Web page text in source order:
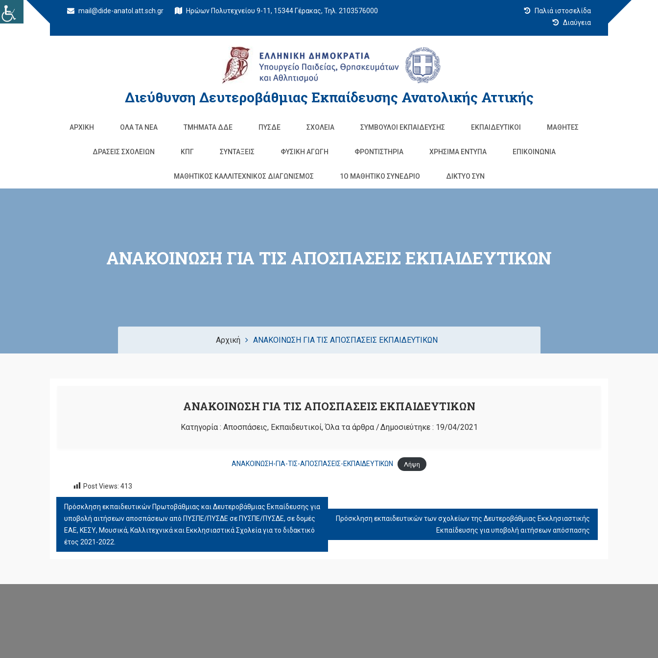
mail@dide-anatol.att.sch.gr Ηρώων Πολυτεχνείου 9-11, 15344 Γέρακας, Τηλ. 2103576000
Παλιά ιστοσελίδα
Διαύγεια
Διεύθυνση Δευτεροβάθμιας Εκπαίδευσης Ανατολικής Αττικής
ΑΡΧΙΚΉ ΌΛΑ ΤΑ ΝΈΑ ΤΜΉΜΑΤΑ ΔΔΕ ΠΥΣΔΕ ΣΧΟΛΕΊΑ ΣΥΜΒΟΥΛΟΙ ΕΚΠΑΙΔΕΥΣΗΣ ΕΚΠΑΙΔΕΥΤΙΚΟΊ ΜΑΘΗΤΈΣ
ΔΡΆΣΕΙΣ ΣΧΟΛΕΊΩΝ ΚΠΓ ΣΥΝΤΑΞΕΙΣ ΦΥΣΙΚΉ ΑΓΩΓΉ ΦΡΟΝΤΙΣΤΉΡΙΑ ΧΡΗΣΙΜΑ ΕΝΤΥΠΑ ΕΠΙΚΟΙΝΩΝΊΑ
ΜΑΘΗΤΙΚΟΣ ΚΑΛΛΙΤΕΧΝΙΚΟΣ ΔΙΑΓΩΝΙΣΜΟΣ 1O ΜΑΘΗΤΙΚΟ ΣΥΝΕΔΡΙΟ ΔΙΚΤΥΟ ΣΥΝ
ΑΝΑΚΟΙΝΩΣΗ ΓΙΑ ΤΙΣ ΑΠΟΣΠΑΣΕΙΣ ΕΚΠΑΙΔΕΥΤΙΚΩΝ
Αρχική ΑΝΑΚΟΙΝΩΣΗ ΓΙΑ ΤΙΣ ΑΠΟΣΠΑΣΕΙΣ ΕΚΠΑΙΔΕΥΤΙΚΩΝ
ΑΝΑΚΟΙΝΩΣΗ ΓΙΑ ΤΙΣ ΑΠΟΣΠΑΣΕΙΣ ΕΚΠΑΙΔΕΥΤΙΚΩΝ
Κατηγορία : Αποσπάσεις, Εκπαιδευτικοί,Όλα τα άρθρα/Δημοσιεύτηκε : 19/04/2021
ΑΝΑΚΟΙΝΩΣΗ-ΓΙΑ-ΤΙΣ-ΑΠΟΣΠΑΣΕΙΣ-ΕΚΠΑΙΔΕΥΤΙΚΩΝ Λήψη
Post Views: 413
ΠΛΟΉΓΗΣΗ
ΆΡΘΡΩΝ
Πρόσκληση εκπαιδευτικών Πρωτοβάθμιας και Δευτεροβάθμιας Εκπαίδευσης για
υποβολή αιτήσεων αποσπάσεων από ΠΥΣΠΕ/ΠΥΣΔΕ σε ΠΥΣΠΕ/ΠΥΣΔΕ, σε δομές
ΕΑΕ, ΚΕΣΥ, Μουσικά, Καλλιτεχνικά και Εκκλησιαστικά Σχολεία για το διδακτικό
έτος 2021-2022.
Πρόσκληση εκπαιδευτικών των σχολείων της Δευτεροβάθμιας Εκκλησιαστικής
Εκπαίδευσης για υποβολή αιτήσεων απόσπασης